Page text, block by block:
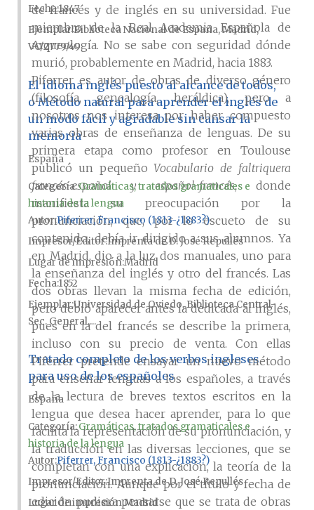
de francés y de inglés en su universidad. Fue
miembro de la Real Academia Española de
Arqueología. No se sabe con seguridad dónde
murió, probablemente en Madrid, hacia 1883.
Piferrer es autor de obras de diverso género
(filosofía, genealogía, heráldica), pero a
nosotros nos interesa por haber compuesto
varias obras de enseñanza de lenguas. De su
primera etapa como profesor en Toulouse
publicó un pequeñoVocabulario de faltriquera
francés-español y español-francés, donde
manifiesta su preocupación por la
pronunciación, que, por lo escueto de su
contenido, debía ir dirigido a sus alumnos. Ya
en Madrid, dio a la luz dos manuales, uno para
la enseñanza del inglés y otro del francés. Las
dos obras llevan la misma fecha de edición,
pero debió aparecer antes la dedicada al inglés,
pues en la del francés se describe la primera,
incluso con su precio de venta. Con ellas
Piferrer pretende ensayar un nuevo método
para enseñar lenguas a los españoles, a través
de la lectura de breves textos escritos en la
lengua que desea hacer aprender, para lo que
facilita la representación de su pronunciación, y
la traducción en las diversas lecciones, que se
completan con una explicación, la teoría de la
pronunciación. Aunque por el título y fecha de
edición pudiera pensarse que se trata de obras
Fecha1847
EjemplarBiblioteca Nacional de España, Madrid,
VC/2779/49
El idioma inglés puesto al alcance de todos,
o Método natural para aprender el inglés de
un modo fácil y agradable sin cansar la
memoria
España
Categoría:Gramáticas, tratados gramaticales e
historia de la lengua
AutorPiferrer, Francisco (1813-¿1883?)
Impresor/EditorImprenta de D. José Repullés
Lugar de impresiónMadrid
Fecha1852
EjemplarUniversidad de Oviedo, Biblioteca Central-
Sec. General,...
Tratado completo de los verbos ingleses
para uso de los españoles
España
Categoría:Gramáticas, tratados gramaticales e
historia de la lengua
Autor Piferrer, Francisco (1813-¿1883?)
Impresor/EditorImprenta de D. José Repullés
Lugar de impresiónMadrid